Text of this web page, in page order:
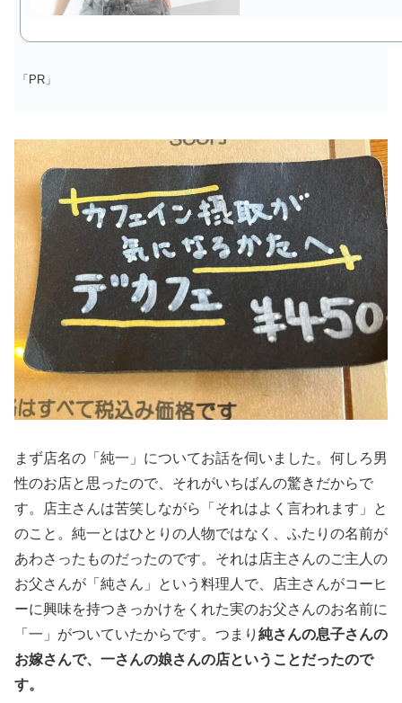
「PR」
まず店名の「純一」についてお話を伺いました。何しろ男
性のお店と思ったので、それがいちばんの驚きだからで
す。店主さんは苦笑しながら「それはよく言われます」と
のこと。純一とはひとりの人物ではなく、ふたりの名前が
あわさったものだったのです。それは店主さんのご主人の
お父さんが「純さん」という料理人で、店主さんがコーヒ
ーに興味を持つきっかけをくれた実のお父さんのお名前に
「一」がついていたからです。つまり 純さんの息子さんの
お嫁さんで、一さんの娘さんの店ということだったので
す。